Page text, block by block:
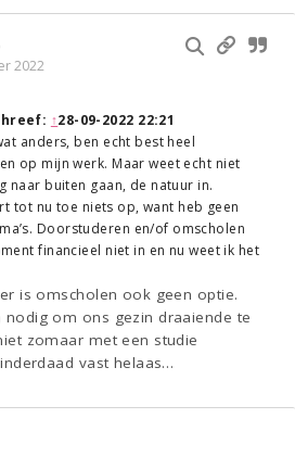
2022
↑28-09-2022 22:21
anders, ben echt best heel
op mijn werk. Maar weet echt niet
naar buiten gaan, de natuur in.
tot nu toe niets op, want heb geen
Doorstuderen en/of omscholen
financieel niet in en nu weet ik het
is omscholen ook geen optie.
nodig om ons gezin draaiende te
zomaar met een studie
vast helaas…